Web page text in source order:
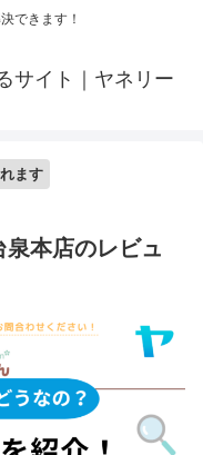
できます！
サイト｜ヤネリー
ます
本店のレビュ